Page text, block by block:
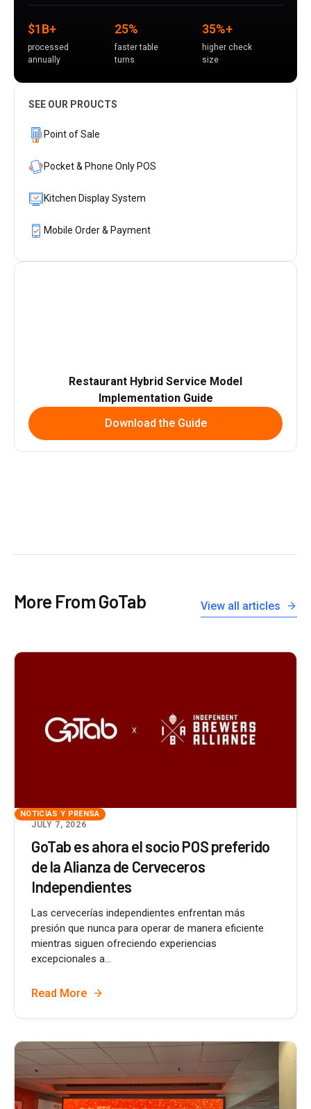
$1B+
processed
annually
25%
faster table
turns
35%+
higher check
size
SEE OUR PROUCTS
Point of Sale
Pocket & Phone Only POS
Kitchen Display System
Mobile Order & Payment
Restaurant Hybrid Service Model
Implementation Guide
Download the Guide
More From GoTab View all articles
NOTICIAS Y PRENSA
JULY 7, 2026
GoTab es ahora el socio POS preferido
de la Alianza de Cerveceros
Independientes
Las cervecerías independientes enfrentan más
presión que nunca para operar de manera eficiente
mientras siguen ofreciendo experiencias
excepcionales a...
Read More